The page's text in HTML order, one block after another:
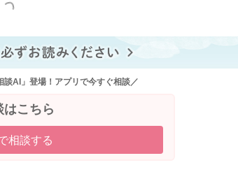
見る
談AI」登場！アプリで今すぐ相談／
はこちら
相談する